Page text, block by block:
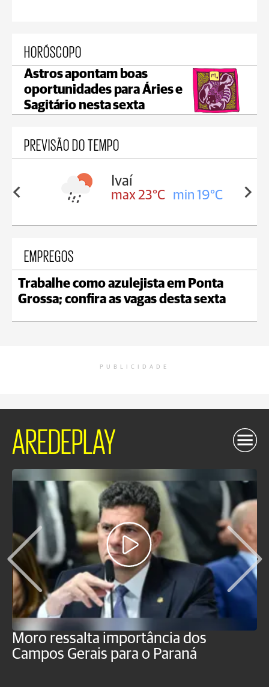
HORÓSCOPO
Astros apontam boas
oportunidades para Áries e
Sagitário nesta sexta
PREVISÃO DO TEMPO
17°C
Ivaí
max 23°C min 19°C
EMPREGOS
Trabalhe como azulejista em Ponta
Grossa; confira as vagas desta sexta
PUBLICIDADE
AREDEPLAY
Moro ressalta importância dos
Campos Gerais para o Paraná